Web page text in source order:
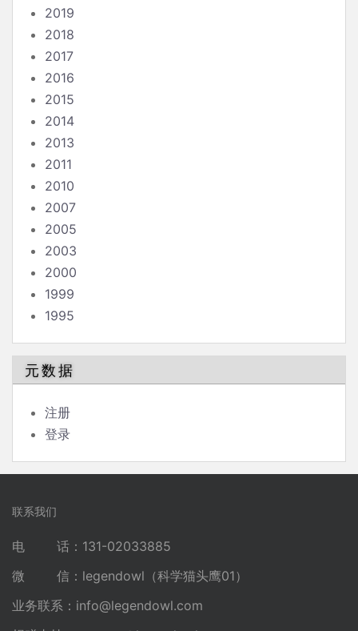
2019
2018
2017
2016
2015
2014
2013
2011
2010
2007
2005
2003
2000
1999
1995
元数据
注册
登录
联系我们
电 话：131-02033885
微 信：legendowl（科学猫头鹰01）
业务联系： info@legendowl.com